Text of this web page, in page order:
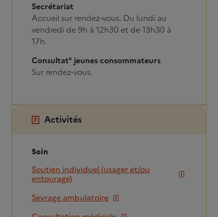
Secrétariat
Accueil sur rendez-vous. Du lundi au
vendredi de 9h à 12h30 et de 13h30 à
17h.
Consultat° jeunes consommateurs
Sur rendez-vous.
Activités
Soin
Soutien individuel (usager et/ou
entourage)
Sevrage ambulatoire